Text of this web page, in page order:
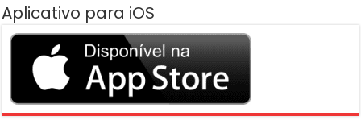
Aplicativo para iOS